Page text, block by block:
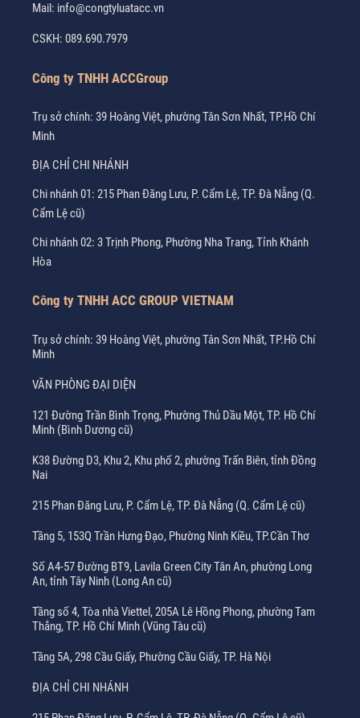
Mail: info@congtyluatacc.vn
CSKH: 089.690.7979
Công ty TNHH ACCGroup
Trụ sở chính: 39 Hoàng Việt, phường Tân Sơn Nhất, TP.Hồ Chí
Minh
ĐỊA CHỈ CHI NHÁNH
Chi nhánh 01: 215 Phan Đăng Lưu, P. Cẩm Lệ, TP. Đà Nẵng (Q.
Cẩm Lệ cũ)
Chi nhánh 02: 3 Trịnh Phong, Phường Nha Trang, Tỉnh Khánh
Hòa
Công ty TNHH ACC GROUP VIETNAM
Trụ sở chính: 39 Hoàng Việt, phường Tân Sơn Nhất, TP.Hồ Chí
Minh
VĂN PHÒNG ĐẠI DIỆN
121 Đường Trần Bình Trọng, Phường Thủ Dầu Một, TP. Hồ Chí
Minh (Bình Dương cũ)
K38 Đường D3, Khu 2, Khu phố 2, phường Trấn Biên, tỉnh Đồng
Nai
215 Phan Đăng Lưu, P. Cẩm Lệ, TP. Đà Nẵng (Q. Cẩm Lệ cũ)
Tầng 5, 153Q Trần Hưng Đạo, Phường Ninh Kiều, TP.Cần Thơ
Số A4-57 Đường BT9, Lavila Green City Tân An, phường Long
An, tỉnh Tây Ninh (Long An cũ)
Tầng số 4, Tòa nhà Viettel, 205A Lê Hồng Phong, phường Tam
Thắng, TP. Hồ Chí Minh (Vũng Tàu cũ)
Tầng 5A, 298 Cầu Giấy, Phường Cầu Giấy, TP. Hà Nội
ĐỊA CHỈ CHI NHÁNH